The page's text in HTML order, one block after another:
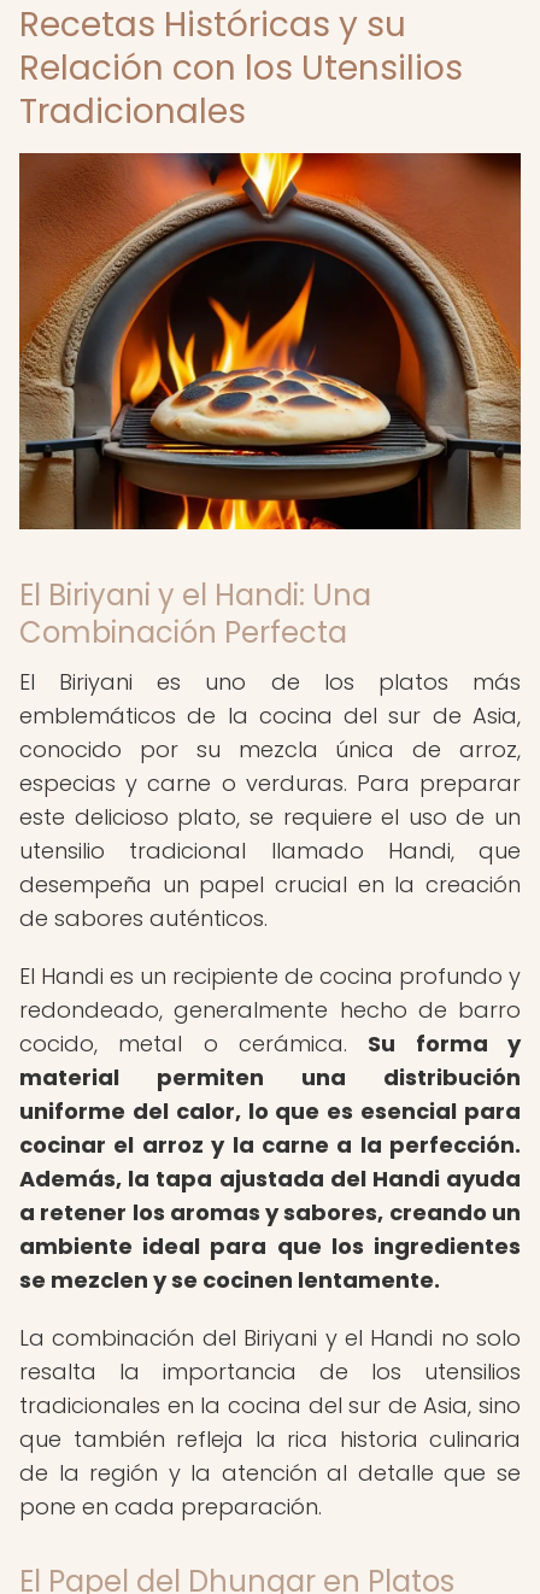
Recetas Históricas y su
Relación con los Utensilios
Tradicionales
El Biriyani y el Handi: Una
Combinación Perfecta
El Biriyani es uno de los platos más
emblemáticos de la cocina del sur de Asia,
conocido por su mezcla única de arroz,
especias y carne o verduras. Para preparar
este delicioso plato, se requiere el uso de un
utensilio tradicional llamado Handi, que
desempeña un papel crucial en la creación
de sabores auténticos.
El Handi es un recipiente de cocina profundo y
redondeado, generalmente hecho de barro
cocido, metal o cerámica. Su forma y
material permiten una distribución
uniforme del calor, lo que es esencial para
cocinar el arroz y la carne a la perfección.
Además, la tapa ajustada del Handi ayuda
a retener los aromas y sabores, creando un
ambiente ideal para que los ingredientes
se mezclen y se cocinen lentamente.
La combinación del Biriyani y el Handi no solo
resalta la importancia de los utensilios
tradicionales en la cocina del sur de Asia, sino
que también refleja la rica historia culinaria
de la región y la atención al detalle que se
pone en cada preparación.
El Papel del Dhungar en Platos